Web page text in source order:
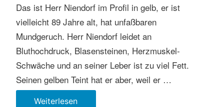
Das ist Herr Niendorf im Profil in gelb, er ist
vielleicht 89 Jahre alt, hat unfaßbaren
Mundgeruch. Herr Niendorf leidet an
Bluthochdruck, Blasensteinen, Herzmuskel-
Schwäche und an seiner Leber ist zu viel Fett.
Seinen gelben Teint hat er aber, weil er …
WeiterlesenProfil